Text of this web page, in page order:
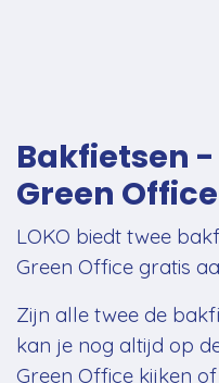
Bakfietsen -
Green Office
LOKO biedt twee
Green Office gratis
Zijn alle twee de
kan je nog altijd op
Green Office kijken